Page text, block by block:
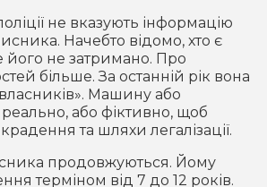
не вказують інформацію
Начебто відомо, хто є
його не затримано. Про
більше. За останній рік вона
Машину або
або фіктивно, щоб
та шляхи легалізації.
продовжуються. Йому
терміном від 7 до 12 років.